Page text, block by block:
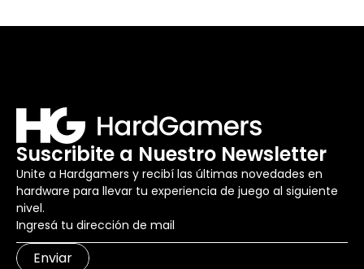
Suscribite a Nuestro Newsletter
Unite a Hardgamers y recibí las últimas novedades en
hardware para llevar tu experiencia de juego al siguiente
nivel.
Enviar